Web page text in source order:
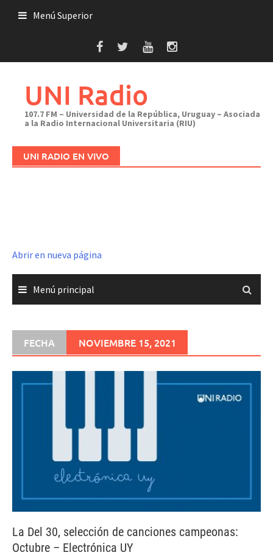
Menú Superior
UNI Radio
107.7 FM – Universidad de la República, Uruguay – Asociada
a la Radio Internacional Universitaria (RIU)
UNI RADIO EN VIVO
Abrir en nueva página
Menú principal
FECHA NOVIEMBRE 15, 2021
La Del 30, selección de canciones campeonas:
Octubre – Electrónica UY